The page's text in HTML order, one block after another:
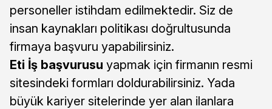
personeller istihdam edilmektedir. Siz de
insan kaynakları politikası doğrultusunda
firmaya başvuru yapabilirsiniz.
Eti İş başvurusu yapmak için firmanın resmi
sitesindeki formları doldurabilirsiniz. Yada
büyük kariyer sitelerinde yer alan ilanlara